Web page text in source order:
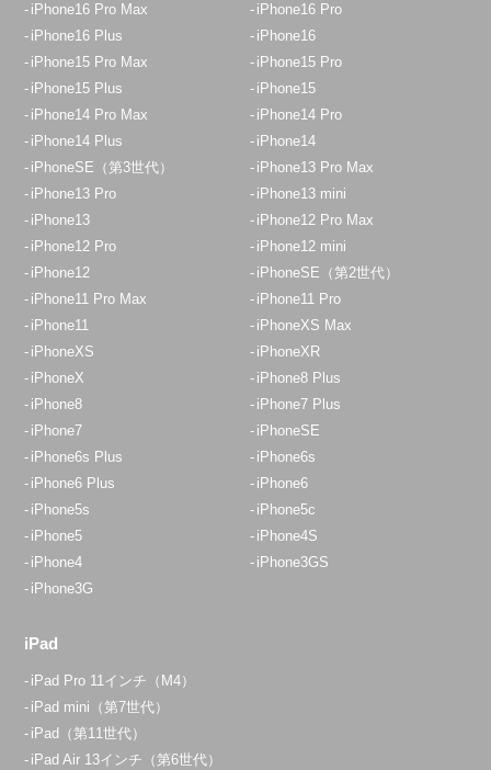
iPhone16 Pro Max
iPhone16 Pro
iPhone16 Plus
iPhone16
iPhone15 Pro Max
iPhone15 Pro
iPhone15 Plus
iPhone15
iPhone14 Pro Max
iPhone14 Pro
iPhone14 Plus
iPhone14
iPhoneSE（第3世代）
iPhone13 Pro Max
iPhone13 Pro
iPhone13 mini
iPhone13
iPhone12 Pro Max
iPhone12 Pro
iPhone12 mini
iPhone12
iPhoneSE（第2世代）
iPhone11 Pro Max
iPhone11 Pro
iPhone11
iPhoneXS Max
iPhoneXS
iPhoneXR
iPhoneX
iPhone8 Plus
iPhone8
iPhone7 Plus
iPhone7
iPhoneSE
iPhone6s Plus
iPhone6s
iPhone6 Plus
iPhone6
iPhone5s
iPhone5c
iPhone5
iPhone4S
iPhone4
iPhone3GS
iPhone3G
iPad
iPad Pro 11インチ（M4）
iPad mini（第7世代）
iPad（第11世代）
iPad Air 13インチ（第6世代）